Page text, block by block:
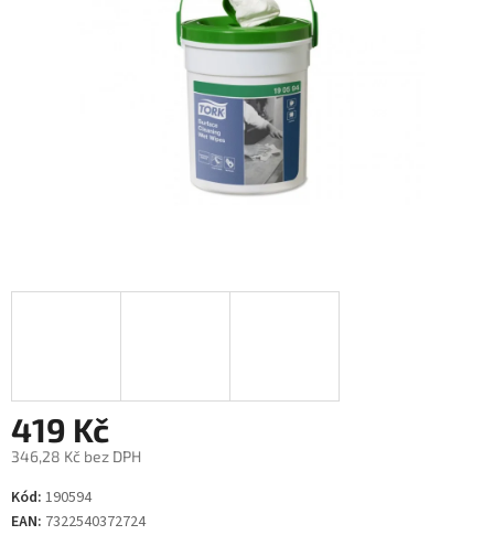
419 Kč
346,28 Kč bez DPH
Měrná
cena:
Kód: 190594
EAN: 7322540372724